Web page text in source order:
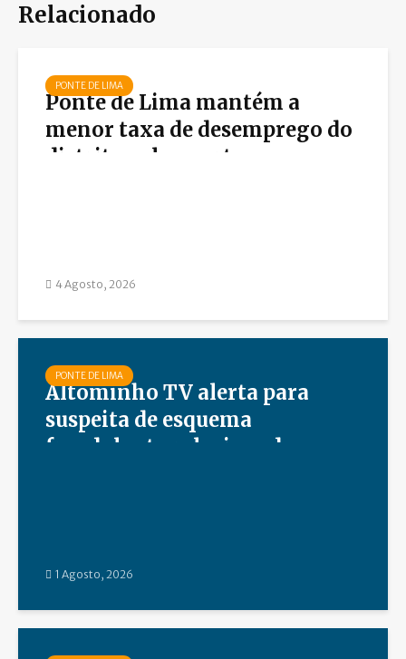
Relacionado
PONTE DE LIMA
Ponte de Lima mantém a
menor taxa de desemprego do
distrito pelo quarto ano
4 Agosto, 2026
PONTE DE LIMA
Altominho TV alerta para
suspeita de esquema
fraudulento relacionado com
1 Agosto, 2026